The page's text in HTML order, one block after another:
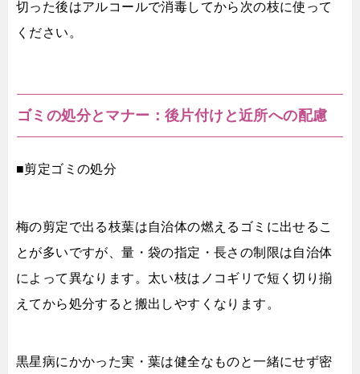
切った後はアルコールで消毒してから次の枝に使って
ください。
ゴミの処分とマナー：後片付けと近所への配慮
■剪定ゴミの処分
梅の剪定で出る枝葉は自治体の燃えるゴミに出せるこ
とが多いですが、量・袋の指定・長さの制限は自治体
によって異なります。太い枝はノコギリで短く切り揃
えてから処分すると搬出しやすくなります。
黒星病にかかった実・葉は健全なものと一緒にせず密